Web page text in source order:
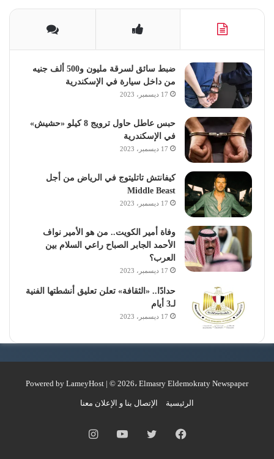
ضبط سائق لسرقة مليون و500 ألف جنيه
من داخل سيارة في الإسكندرية
17 ديسمبر، 2023
حبس عاطل حاول ترويج 8 كيلو «حشيش»
في الإسكندرية
17 ديسمبر، 2023
كيفانتش تاتليتوج في الرياض من أجل
Middle Beast
17 ديسمبر، 2023
وفاة أمير الكويت.. من هو الأمير نواف
الأحمد الجابر الصباح راعي السلام بين
العرب؟
17 ديسمبر، 2023
حدادًا.. «الثقافة» تعلن تعليق أنشطتها الفنية
لـ3 أيام
17 ديسمبر، 2023
Powered by LameyHost | © 2026، Elmasry Eldemokraty Newspaper
الرئيسية الإتصال بنا و الإعلان معنا
فيسبوك تويتر يوتيوب